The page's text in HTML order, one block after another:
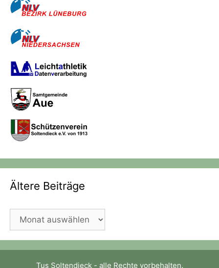
Ältere Beiträge
Ältere
Beiträge
Tus Soltendieck - alle Rechte vorbehalten.